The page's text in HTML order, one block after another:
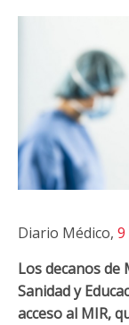
Diario Médico, 9
Los decanos
Sanidad y
acceso al MIR,